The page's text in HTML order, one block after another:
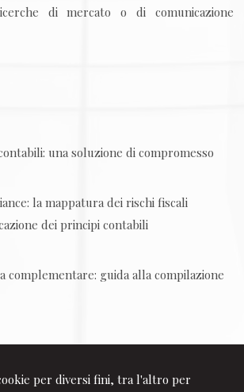
per diversi fini, tra l'altro per
di mercato o di comunicazione
una soluzione di compromesso
la mappatura dei rischi fiscali
dei principi contabili
complementare: guida alla compilazione